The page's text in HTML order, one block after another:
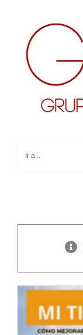
contenido
Ir a...